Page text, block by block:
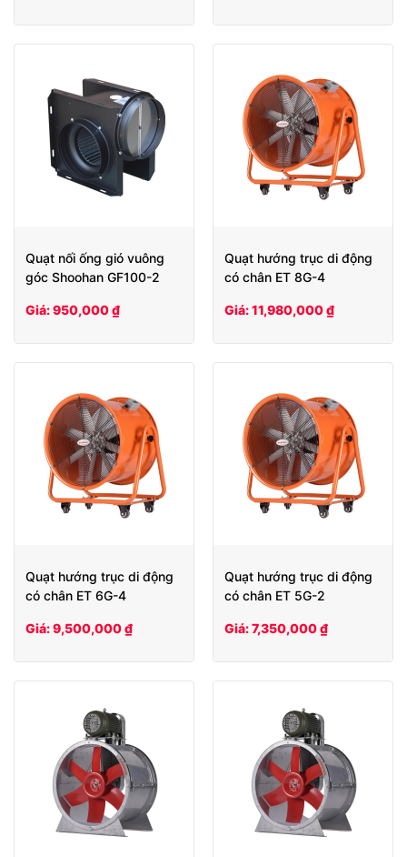
Quạt nối ống gió vuông
góc Shoohan GF100-2
Giá: 950,000 ₫
Quạt hướng trục di động
có chân ET 8G-4
Giá: 11,980,000 ₫
Quạt hướng trục di động
có chân ET 6G-4
Giá: 9,500,000 ₫
Quạt hướng trục di động
có chân ET 5G-2
Giá: 7,350,000 ₫